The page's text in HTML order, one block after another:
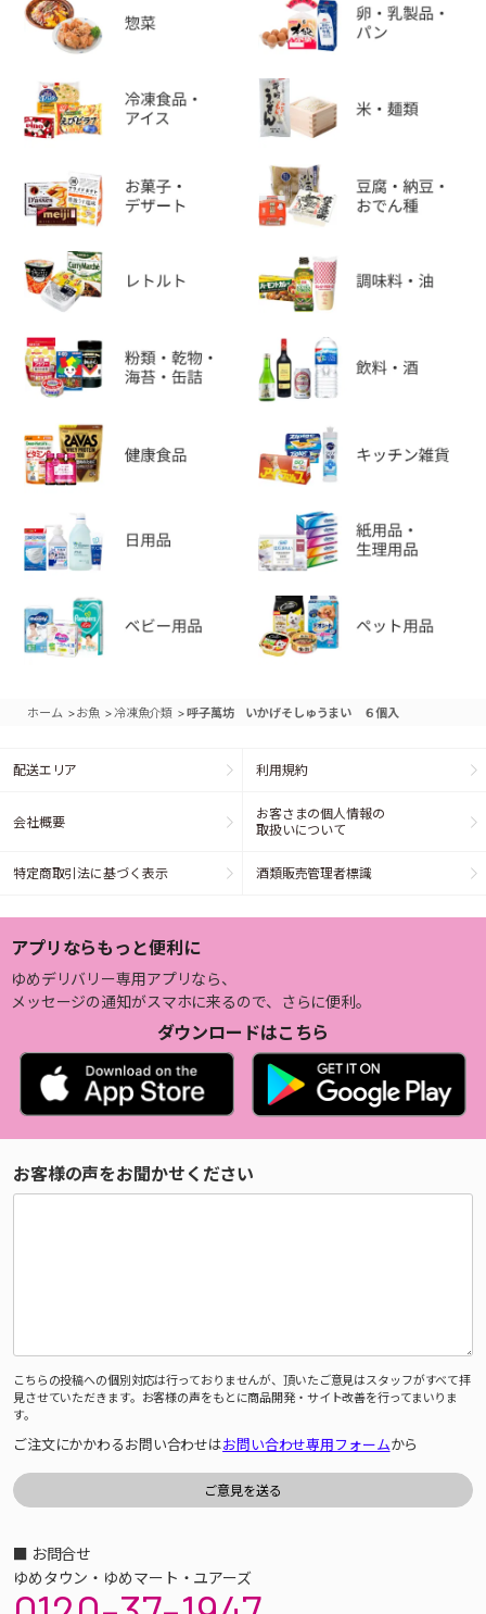
ホーム >お魚 > 冷凍魚介類 >呼子萬坊 いかげそしゅうまい ６個入
配送エリア 利用規約
会社概要
お客さまの個人情報の
取扱いについて
特定商取引法に基づく表示 酒類販売管理者標識
アプリならもっと便利に
ゆめデリバリー専用アプリなら、
メッセージの通知がスマホに来るので、さらに便利。
ダウンロードはこちら
お客様の声をお聞かせください
こちらの投稿への個別対応は行っておりませんが、頂いたご意見はスタッフがすべて拝
見させていただきます。お客様の声をもとに商品開発・サイト改善を行ってまいりま
す。
ご注文にかかわるお問い合わせはお問い合わせ専用フォームから
■ お問合せ
ゆめタウン・ゆめマート・ユアーズ